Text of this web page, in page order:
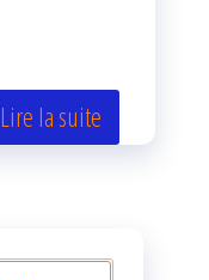
Lire la suite